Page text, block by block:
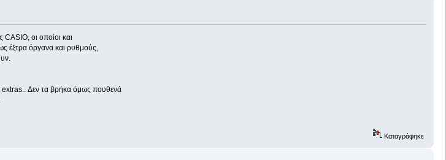
οι οποίοι και
έξτρα όργανα και ρυθμούς,
extras.. Δεν τα βρήκα όμως πουθενά
Καταγράφηκε